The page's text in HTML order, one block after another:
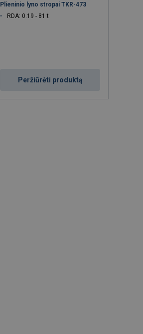
Plieninio lyno stropai TKR-473
RDA: 0.19 - 81 t
Peržiūrėti produktą